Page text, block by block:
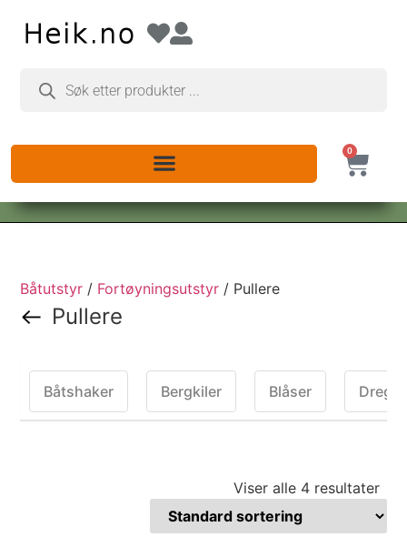
0
Båtutstyr / Fortøyningsutstyr / Pullere
Pullere
Båtshaker Bergkiler Blåser
Viser alle 4 resultater